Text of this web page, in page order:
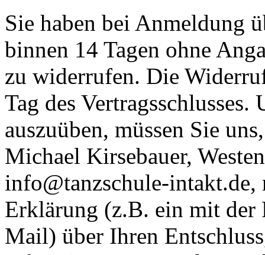
Sie haben bei Anmeldung
binnen 14 Tagen ohne
zu widerrufen. Die
Tag des
auszuüben, müssen Sie
Michael Kirsebauer,
info@tanzschule-
Erklärung (z.B. ein mit der
Mail) über Ihren